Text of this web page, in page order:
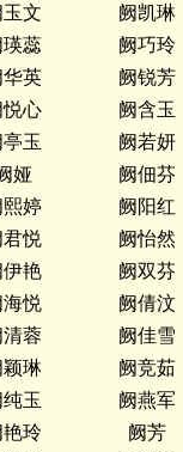
玉文 阙凯琳
瑛蕊 阙巧玲
华英 阙锐芳
悦心 阙含玉
亭玉 阙若妍
娅 阙佃芬
熙婷 阙阳红
君悦 阙怡然
伊艳 阙双芬
海悦 阙倩汶
清蓉 阙佳雪
颖琳 阙竞茹
纯玉 阙燕军
艳玲 阙芳